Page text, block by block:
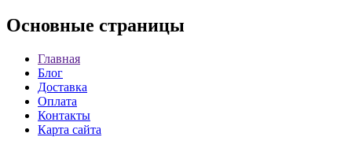
Основные страницы
Главная
Блог
Доставка
Оплата
Контакты
Карта сайта